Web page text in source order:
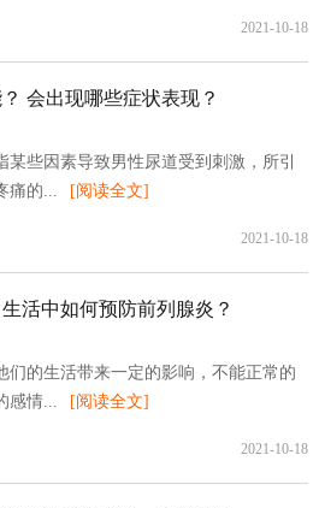
2021-10-18
会出现哪些症状表现？
些因素导致男性尿道受到刺激，所引
痛的...
[阅读全文]
2021-10-18
活中如何预防前列腺炎？
们的生活带来一定的影响，不能正常的
感情...
[阅读全文]
2021-10-18